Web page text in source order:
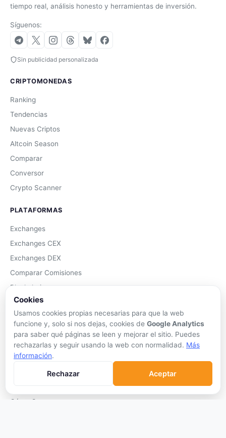
tiempo real, análisis honesto y herramientas de inversión.
Síguenos:
Sin publicidad personalizada
CRIPTOMONEDAS
Ranking
Tendencias
Nuevas Criptos
Altcoin Season
Comparar
Conversor
Crypto Scanner
PLATAFORMAS
Exchanges
Exchanges CEX
Exchanges DEX
Comparar Comisiones
Blockchains
Hardware Wallets
Software Wallets
Mejor Wallet
Gastar Criptomonedas
Cómo Comprar
Cookies
Usamos cookies propias necesarias para que la web
funcione y, solo si nos dejas, cookies de Google Analytics
para saber qué páginas se leen y mejorar el sitio. Puedes
rechazarlas y seguir usando la web con normalidad. Más
información.
Rechazar Aceptar